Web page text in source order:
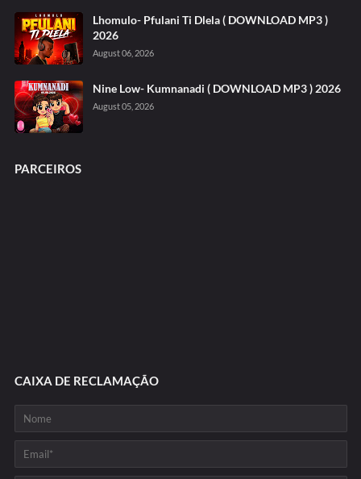
Lhomulo- Pfulani Ti Dlela ( DOWNLOAD MP3 )
2026
August 06, 2026
Nine Low- Kumnanadi ( DOWNLOAD MP3 ) 2026
August 05, 2026
PARCEIROS
CAIXA DE RECLAMAÇÃO